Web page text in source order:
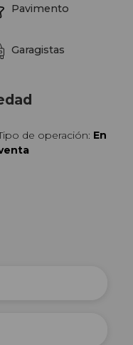
Pavimento
Garagistas
de operación: En